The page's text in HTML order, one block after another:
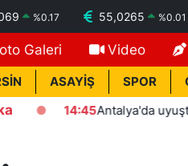
%0.17 55,0265 %0.01
Galeri Video
ASAYİŞ SPOR
14:45 Antalya'da uyuşturucu